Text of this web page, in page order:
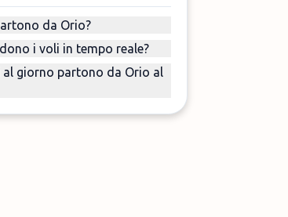
da Orio?
i voli in tempo reale?
al giorno partono da Orio al